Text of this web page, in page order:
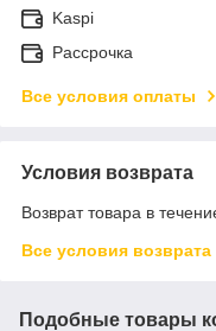
Kaspi
Рассрочка
Все условия оплаты
Условия возврата
Возврат товара в
Все условия возврата
Подобные товары